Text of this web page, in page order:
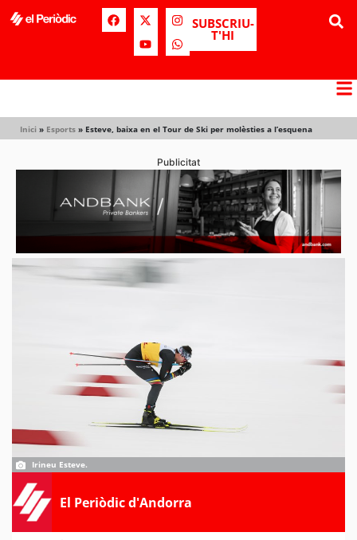
SUBSCRIU-
T'HI
Inici » Esports » Esteve, baixa en el Tour de Ski per molèsties a l’esquena
Publicitat
Irineu Esteve.
El Periòdic d'Andorra